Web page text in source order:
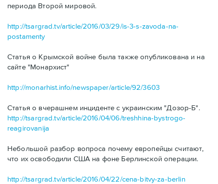
периода Второй мировой.
http://tsargrad.tv/article/2016/03/29/is-3-s-zavoda-na-
postamenty
Статья о Крымской войне была также опубликована и на
сайте "Монархист"
http://monarhist.info/newspaper/article/92/3603
Статья о вчерашнем инциденте с украинским "Дозор-Б".
http://tsargrad.tv/article/2016/04/06/treshhina-bystrogo-
reagirovanija
Небольшой разбор вопроса почему европейцы считают,
что их освободили США на фоне Берлинской операции.
http://tsargrad.tv/article/2016/04/22/cena-bitvy-za-berlin